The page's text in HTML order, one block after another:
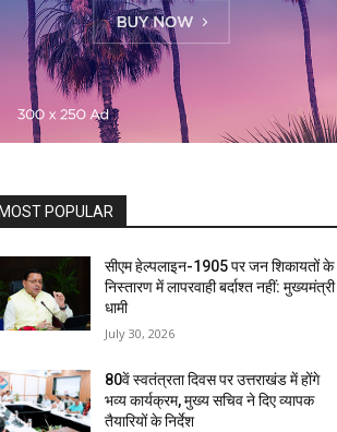
MOST POPULAR
सीएम हेल्पलाइन-1905 पर जन शिकायतों के
निस्तारण में लापरवाही बर्दाश्त नहीं: मुख्यमंत्री
धामी
July 30, 2026
80वें स्वतंत्रता दिवस पर उत्तराखंड में होंगे
भव्य कार्यक्रम, मुख्य सचिव ने दिए व्यापक
तैयारियों के निर्देश